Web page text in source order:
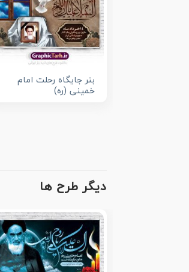
بنر جایگاه رحلت امام
خمینی (ره)
دیگر طرح ها